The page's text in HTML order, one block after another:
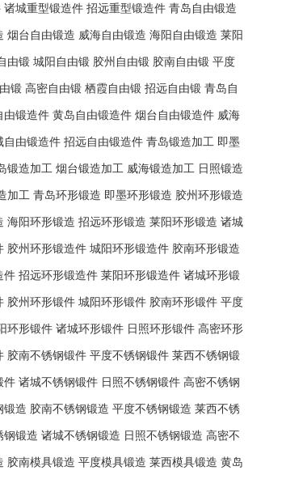
诸城重型锻造件 招远重型锻造件 青岛自由锻造
烟台自由锻造 威海自由锻造 海阳自由锻造 莱阳
由锻 城阳自由锻 胶州自由锻 胶南自由锻 平度
锻 高密自由锻 栖霞自由锻 招远自由锻 青岛自
由锻造件 黄岛自由锻造件 烟台自由锻造件 威海
自由锻造件 招远自由锻造件 青岛锻造加工 即墨
锻造加工 烟台锻造加工 威海锻造加工 日照锻造
加工 青岛环形锻造 即墨环形锻造 胶州环形锻造
海阳环形锻造 招远环形锻造 莱阳环形锻造 诸城
胶州环形锻造件 城阳环形锻造件 胶南环形锻造
件 招远环形锻造件 莱阳环形锻造件 诸城环形锻
胶州环形锻件 城阳环形锻件 胶南环形锻件 平度
环形锻件 诸城环形锻件 日照环形锻件 高密环形
胶南不锈钢锻件 平度不锈钢锻件 莱西不锈钢锻
件 诸城不锈钢锻件 日照不锈钢锻件 高密不锈钢
锻造 胶南不锈钢锻造 平度不锈钢锻造 莱西不锈
钢锻造 诸城不锈钢锻造 日照不锈钢锻造 高密不
胶南模具锻造 平度模具锻造 莱西模具锻造 黄岛